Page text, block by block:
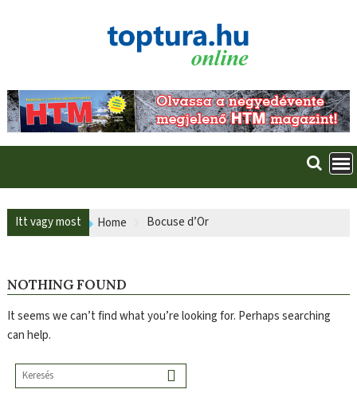
Itt vagy most Home Bocuse d’Or
NOTHING FOUND
It seems we can’t find what you’re looking for. Perhaps searching
can help.